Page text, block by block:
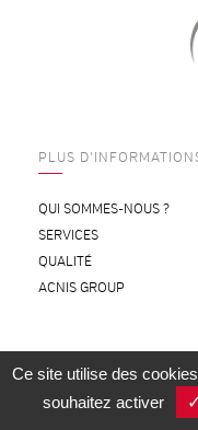
PLUS
QUI SOMMES-NOUS ?
SERVICES
QUALITÉ
ACNIS GROUP
CONTACTEZ-NOUS
Ce site utilise des
souhaitez activer